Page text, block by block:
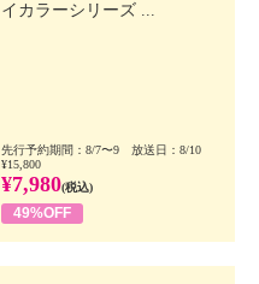
イカラーシリーズ ...
先行予約期間：8/7〜9 放送日：8/10
¥15,800
¥7,980(税込)
49%OFF